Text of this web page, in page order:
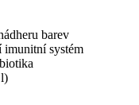
barev
imunitní systém